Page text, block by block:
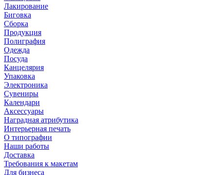
Лакирование
Биговка
Сборка
Продукция
Полиграфия
Одежда
Посуда
Канцелярия
Упаковка
Электроника
Сувениры
Календари
Аксессуары
Наградная атрибутика
Интерьерная печать
О типографии
Наши работы
Доставка
Требования к макетам
Для бизнеса